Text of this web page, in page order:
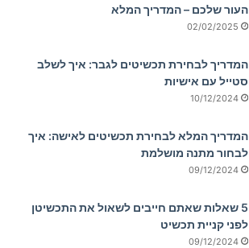
העור שלכם – המדריך המלא
02/02/2025
המדריך לבחירת תכשיטים לגבר: איך לשלב
סטייל עם אישיות
10/12/2024
המדריך המלא לבחירת תכשיטים לאישה: איך
לבחור מתנה מושלמת
09/12/2024
5 שאלות שאתם חייבים לשאול את התכשיטן
לפני קניית תכשיט
09/12/2024